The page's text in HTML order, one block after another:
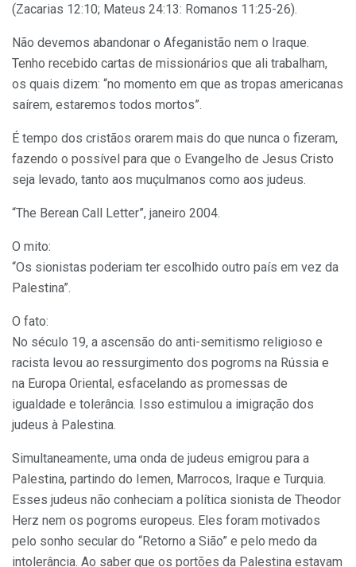
(Zacarias 12:10; Mateus 24:13: Romanos 11:25-26).
Não devemos abandonar o Afeganistão nem o Iraque.
Tenho recebido cartas de missionários que ali trabalham,
os quais dizem: “no momento em que as tropas americanas
saírem, estaremos todos mortos”.
É tempo dos cristãos orarem mais do que nunca o fizeram,
fazendo o possível para que o Evangelho de Jesus Cristo
seja levado, tanto aos muçulmanos como aos judeus.
“The Berean Call Letter”, janeiro 2004.
O mito:
“Os sionistas poderiam ter escolhido outro país em vez da
Palestina”.
O fato:
No século 19, a ascensão do anti-semitismo religioso e
racista levou ao ressurgimento dos pogroms na Rússia e
na Europa Oriental, esfacelando as promessas de
igualdade e tolerância. Isso estimulou a imigração dos
judeus à Palestina.
Simultaneamente, uma onda de judeus emigrou para a
Palestina, partindo do Iemen, Marrocos, Iraque e Turquia.
Esses judeus não conheciam a política sionista de Theodor
Herz nem os pogroms europeus. Eles foram motivados
pelo sonho secular do “Retorno a Sião” e pelo medo da
intolerância. Ao saber que os portões da Palestina estavam